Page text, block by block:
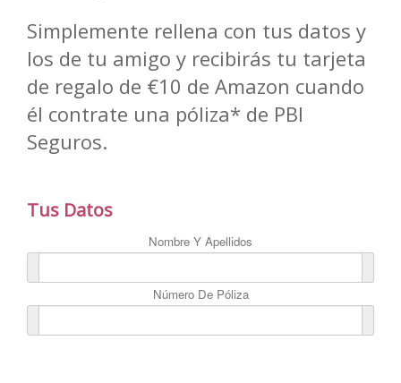
Simplemente rellena con tus datos y
los de tu amigo y recibirás tu tarjeta
de regalo de €10 de Amazon cuando
él contrate una póliza* de PBI
Seguros.
Tus Datos
Nombre Y Apellidos
Número De Póliza